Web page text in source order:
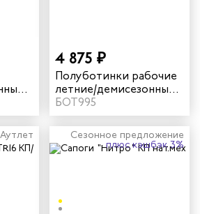
КС
4 875 ₽
Полуботинки рабочие
летние/демисезонные
"Трейсер" TR16 с КП/КС
цвет черный
БОТ995
Аутлет Сезонное предложение
плюс кэшбэк 3%